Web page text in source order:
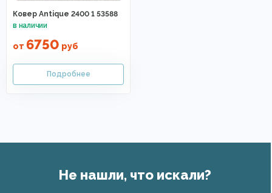
Ковер Antique 2400 1 53588
от 6750 руб
Не нашли, что искали?